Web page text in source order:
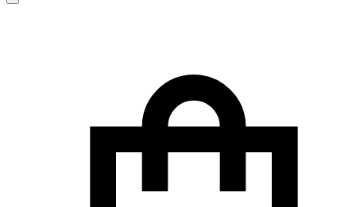
schließen